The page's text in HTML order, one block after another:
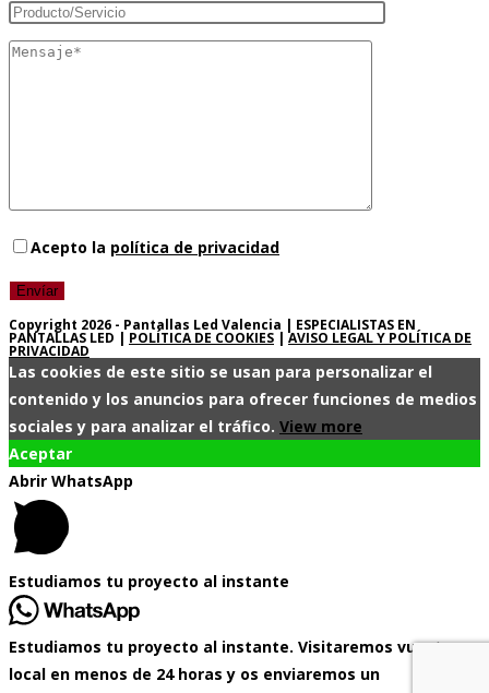
Acepto la política de privacidad
Copyright 2026 - Pantallas Led Valencia | ESPECIALISTAS EN
PANTALLAS LED | POLÍTICA DE COOKIES AVISO LEGAL Y POLÍTICA DE
PRIVACIDAD
Las cookies de este sitio se usan para personalizar el
contenido y los anuncios para ofrecer funciones de medios
sociales y para analizar el tráfico. View more
Aceptar
Abrir WhatsApp
Estudiamos tu proyecto al instante
Estudiamos tu proyecto al instante. Visitaremos vuestro
local en menos de 24 horas y os enviaremos un